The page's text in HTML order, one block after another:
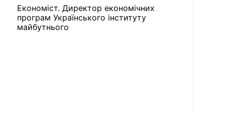
Економiст. Директор економічних
програм Українського інституту
майбутнього